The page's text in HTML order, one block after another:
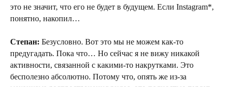
это не значит, что его не будет в будущем. Если Instagram*,
понятно, накопил…
Степан: Безусловно. Вот это мы не можем как-то
предугадать. Пока что… Но сейчас я не вижу никакой
активности, связанной с какими-то накрутками. Это
бесполезно абсолютно. Потому что, опять же из-за